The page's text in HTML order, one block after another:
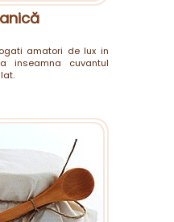
amatori de lux in
inseamna cuvantul